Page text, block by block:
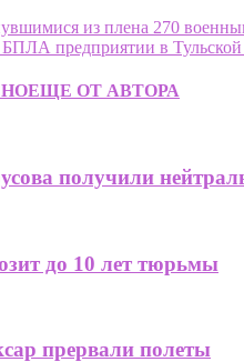
из плена 270
предприятии в
ЕЩЕ ОТ АВТОРА
получили
до 10 лет тюрьмы
прервали полеты